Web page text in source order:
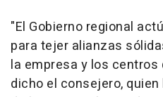
"El Gobierno regional
para tejer alianzas
la empresa y los centros
dicho el consejero,